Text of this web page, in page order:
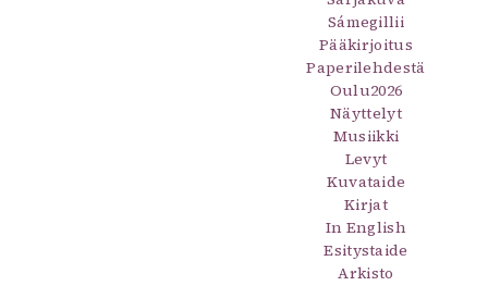
Sámegillii
Pääkirjoitus
Paperilehdestä
Oulu2026
Näyttelyt
Musiikki
Levyt
Kuvataide
Kirjat
In English
Esitystaide
Arkisto